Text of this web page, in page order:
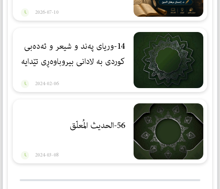
2026-07-10
14-وریای پەند و شیعر و ئەدەبی
كوردی بە لادانی بیروباوەڕی تێدایە
2024-02-06
56-الحديث المُعلّق
2024-03-08